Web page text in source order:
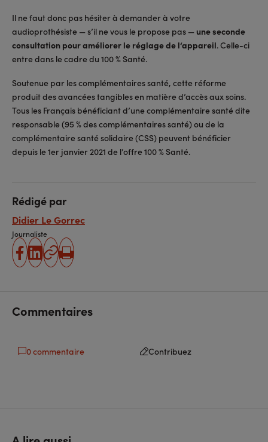
Il ne faut donc pas hésiter à demander à votre
audioprothésiste — s’il ne vous le propose pas — une seconde
consultation pour améliorer le réglage de l‘appareil. Celle-ci
entre dans le cadre du 100 % Santé.
Soutenue par les complémentaires santé, cette réforme
produit des avancées tangibles en matière d’accès aux soins.
Tous les Français bénéficiant d’une complémentaire santé dite
responsable (95 % des complémentaires santé) ou de la
complémentaire santé solidaire (CSS) peuvent bénéficier
depuis le 1er janvier 2021 de l’offre 100 % Santé.
Rédigé par
Didier Le Gorrec
Journaliste
partager
partager
Copier
Imprimer
Commentaires
0 commentaire Contribuez